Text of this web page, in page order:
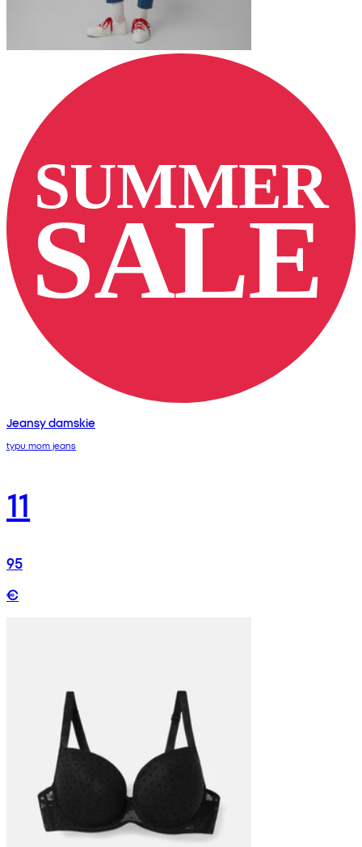
Jeansy damskie
typu mom jeans
11
95
€